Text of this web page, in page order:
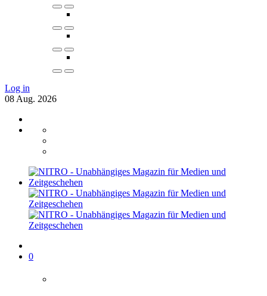
Log in
08 Aug. 2026
0